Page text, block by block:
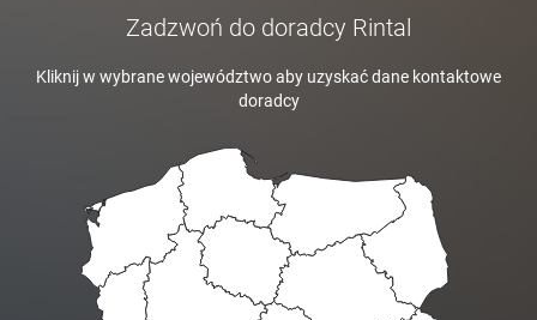
Zadzwoń do doradcy Rintal
Kliknij w wybrane województwo aby uzyskać dane kontaktowe
doradcy